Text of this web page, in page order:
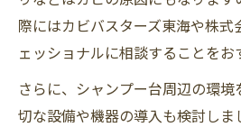
際にはカビバスターズ東海や株式
ェッショナルに相談することをお
さらに、シャンプー台周辺の環
切な設備や機器の導入も検討し